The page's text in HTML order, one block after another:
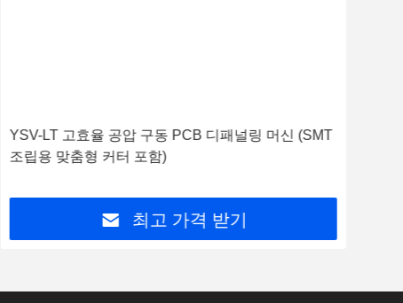
YSV-LT 고효율 공압 구동 PCB 디패널링 머신 (SMT
조립용 맞춤형 커터 포함)
최고 가격 받기